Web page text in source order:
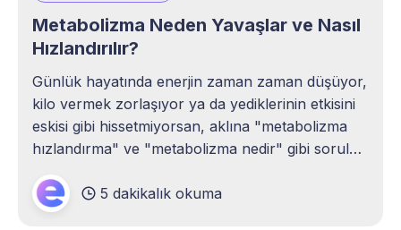
Metabolizma Neden Yavaşlar ve Nasıl
Hızlandırılır?
Günlük hayatında enerjin zaman zaman düşüyor,
kilo vermek zorlaşıyor ya da yediklerinin etkisini
eskisi gibi hissetmiyorsan, aklına "metabolizma
hızlandırma" ve "metabolizma nedir" gibi sorular
yavaşladığını düşündüğünde kendini yorgun,
isteksiz ya da hatta çaresiz hissedebilirsin.
5 dakikalık okuma